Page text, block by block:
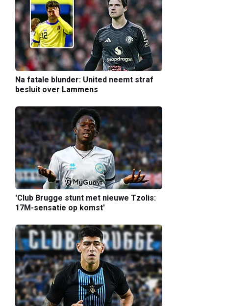
Na fatale blunder: United neemt straf
besluit over Lammens
'Club Brugge stunt met nieuwe Tzolis:
17M-sensatie op komst'